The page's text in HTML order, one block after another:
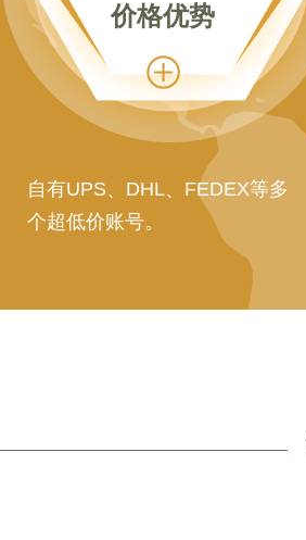
价格优势
自有UPS、DHL、FEDEX等多
个超低价账号。